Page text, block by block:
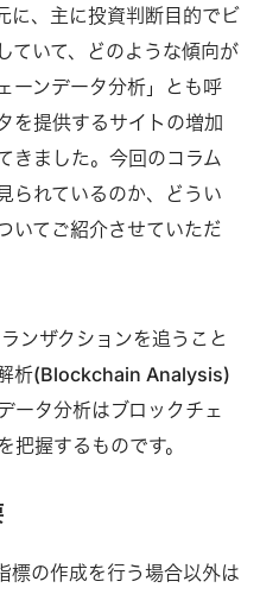
に、主に投資判断目的でビ
ていて、どのような傾向が
ーンデータ分析」とも呼
を提供するサイトの増加
きました。今回のコラム
られているのか、どうい
いてご紹介させていただ
ンザクションを追うこと
析(Blockchain Analysis)
ータ分析はブロックチェ
把握するものです。
標の作成を行う場合以外は